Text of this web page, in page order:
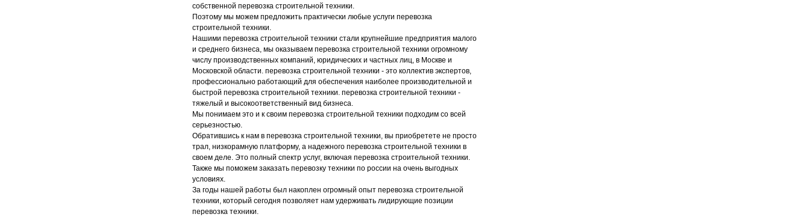
собственной перевозка строительной техники.
Поэтому мы можем предложить практически любые услуги перевозка
строительной техники.
Нашими перевозка строительной техники стали крупнейшие предприятия малого
и среднего бизнеса, мы оказываем перевозка строительной техники огромному
числу производственных компаний, юридических и частных лиц, в Москве и
Московской области. перевозка строительной техники - это коллектив экспертов,
профессионально работающий для обеспечения наиболее производительной и
быстрой перевозка строительной техники. перевозка строительной техники -
тяжелый и высокоответственный вид бизнеса.
Мы понимаем это и к своим перевозка строительной техники подходим со всей
серьезностью.
Обратившись к нам в перевозка строительной техники, вы приобретете не просто
трал, низкорамную платформу, а надежного перевозка строительной техники в
своем деле. Это полный спектр услуг, включая перевозка строительной техники.
Также мы поможем заказать перевозку техники по россии на очень выгодных
условиях.
За годы нашей работы был накоплен огромный опыт перевозка строительной
техники, который сегодня позволяет нам удерживать лидирующие позиции
перевозка техники.